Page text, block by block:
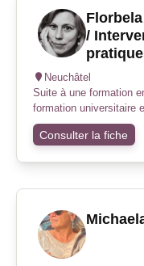
/
Neuchâtel
Suite à une formation
formation universitaire
Consulter la fiche